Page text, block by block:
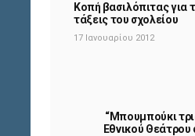
Κοπή βασιλόπιτας για
τάξεις του σχολείου
17 Ιανουαρίου 2012
“Μπουμπούκι
Εθνικού